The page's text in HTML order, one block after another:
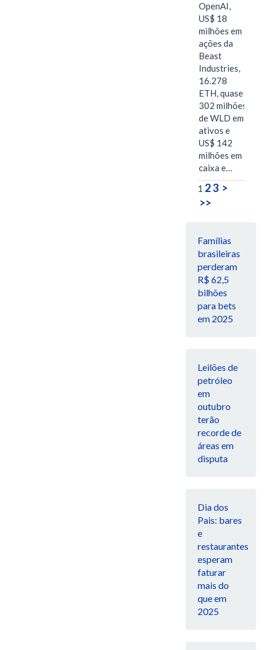
OpenAI,
US$ 18
milhões em
ações da
Beast
Industries,
16.278
ETH, quase
302 milhões
de WLD em
ativos e
US$ 142
milhões em
caixa e…
1 23 >
>>
Famílias
brasileiras
perderam
R$ 62,5
bilhões
para bets
em 2025
Leilões de
petróleo
em
outubro
terão
recorde de
áreas em
disputa
Dia dos
Pais: bares
e
restaurantes
esperam
faturar
mais do
que em
2025